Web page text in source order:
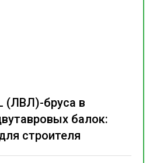
(ЛВЛ)-бруса в
балок:
строителя